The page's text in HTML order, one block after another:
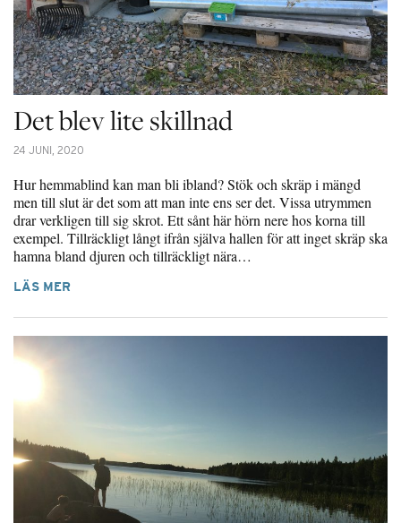
Det blev lite skillnad
24 JUNI, 2020
Hur hemmablind kan man bli ibland? Stök och skräp i mängd
men till slut är det som att man inte ens ser det. Vissa utrymmen
drar verkligen till sig skrot. Ett sånt här hörn nere hos korna till
exempel. Tillräckligt långt ifrån själva hallen för att inget skräp ska
hamna bland djuren och tillräckligt nära…
LÄS MER